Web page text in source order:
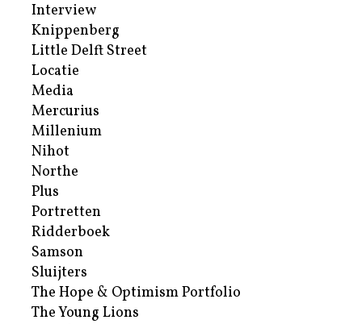
Interview
Knippenberg
Little Delft Street
Locatie
Media
Mercurius
Millenium
Nihot
Northe
Plus
Portretten
Ridderboek
Samson
Sluijters
The Hope & Optimism Portfolio
The Young Lions